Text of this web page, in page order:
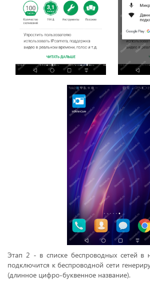
Этап 2 - в списке беспроводных сетей в
подключится к беспроводной сети
(длинное цифро-буквенное название).